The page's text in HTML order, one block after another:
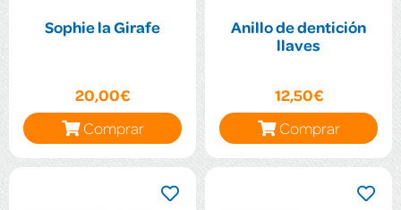
Sophie la Girafe
20,00€
Comprar
Anillo de dentición
llaves
12,50€
Comprar